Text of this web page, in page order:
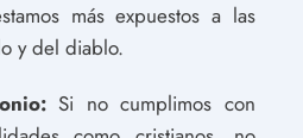
más expuestos a las
y del diablo.
Si no cumplimos con